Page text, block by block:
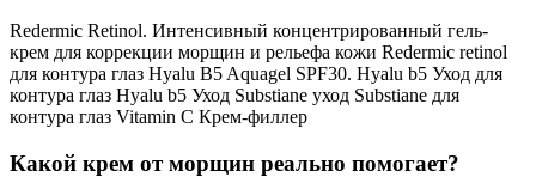
Redermic Retinol. Интенсивный концентрированный гель-
крем для коррекции морщин и рельефа кожи Redermic retinol
для контура глаз Hyalu B5 Aquagel SPF30. Hyalu b5 Уход для
контура глаз Hyalu b5 Уход Substiane уход Substiane для
контура глаз Vitamin C Крем-филлер
Какой крем от морщин реально помогает?